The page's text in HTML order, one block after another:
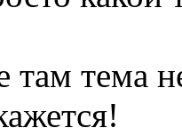
там тема